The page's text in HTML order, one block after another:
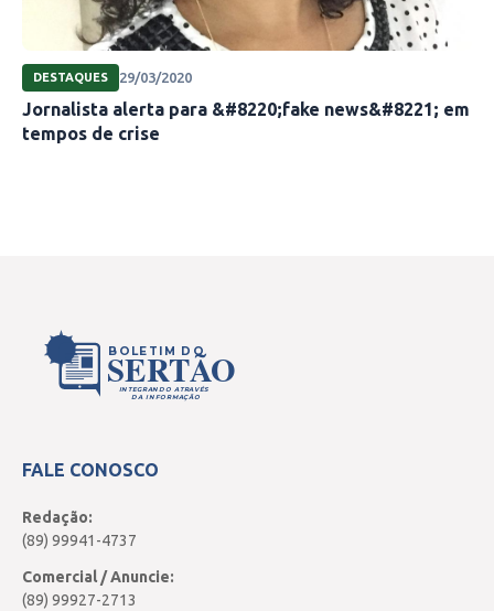
DESTAQUES 29/03/2020
Jornalista alerta para &#8220;fake news&#8221; em
tempos de crise
BOLETIM DO
SERTÃO
INTEGRANDO ATRAVÉS
DA INFORMAÇÃO
FALE CONOSCO
Redação:
(89) 99941-4737
Comercial / Anuncie:
(89) 99927-2713